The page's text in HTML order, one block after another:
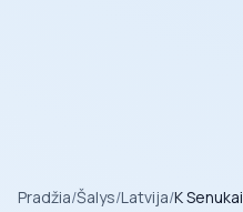
Pradžia/Šalys/Latvija/K Senukai